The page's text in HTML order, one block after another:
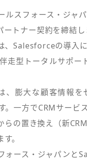
スフォース・ジャ
トナー契約を締結し
Salesforceの導入
走型トータルサポー
膨大な顧客情報を
。一方でCRMサービ
の置き換え（新
。
ース・ジャパンと